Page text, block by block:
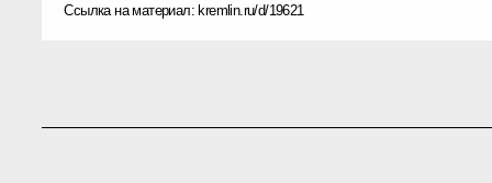
Ссылка на материал: kremlin.ru/d/19621